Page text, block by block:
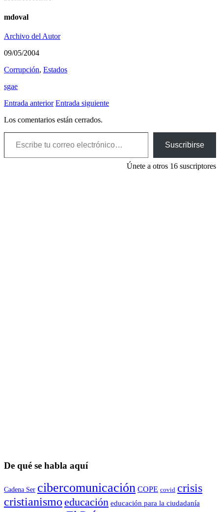
mdoval
Archivo del Autor
09/05/2004
Corrupción, Estados
sgae
Entrada anterior Entrada siguiente
Los comentarios están cerrados.
Escribe tu correo electrónico…
Suscribirse
Únete a otros 16 suscriptores
De qué se habla aquí
Cadena Ser cibercomunicación COPE covid crisis
cristianismo educación educación para la ciudadaní­a